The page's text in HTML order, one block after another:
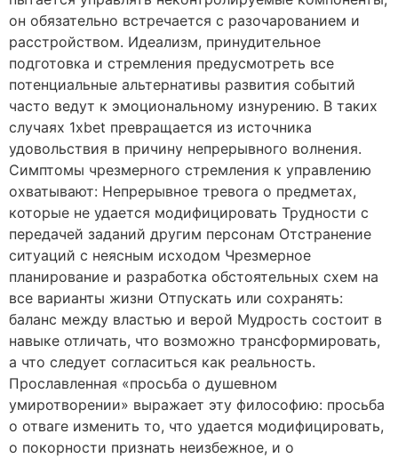
он обязательно встречается с разочарованием и
расстройством. Идеализм, принудительное
подготовка и стремления предусмотреть все
потенциальные альтернативы развития событий
часто ведут к эмоциональному изнурению. В таких
случаях 1xbet превращается из источника
удовольствия в причину непрерывного волнения.
Симптомы чрезмерного стремления к управлению
охватывают: Непрерывное тревога о предметах,
которые не удается модифицировать Трудности с
передачей заданий другим персонам Отстранение
ситуаций с неясным исходом Чрезмерное
планирование и разработка обстоятельных схем на
все варианты жизни Отпускать или сохранять:
баланс между властью и верой Мудрость состоит в
навыке отличать, что возможно трансформировать,
а что следует согласиться как реальность.
Прославленная «просьба о душевном
умиротворении» выражает эту философию: просьба
о отваге изменить то, что удается модифицировать,
о покорности признать неизбежное, и о